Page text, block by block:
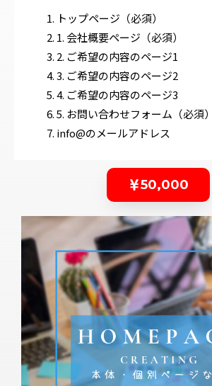
トップページ（必須）
1. 会社概要ページ（必須）
2. ご希望の内容のページ1
3. ご希望の内容のページ2
4. ご希望の内容のページ3
5. お問い合わせフォーム（必須）
info@のメールアドレス
50,000